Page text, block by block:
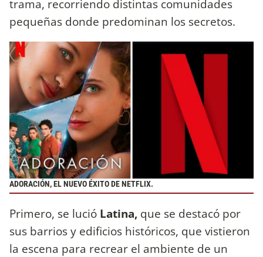
trama, recorriendo distintas comunidades
pequeñas donde predominan los secretos.
ADORACIÓN, EL NUEVO ÉXITO DE NETFLIX.
Primero, se lució Latina, que se destacó por
sus barrios y edificios históricos, que vistieron
la escena para recrear el ambiente de un